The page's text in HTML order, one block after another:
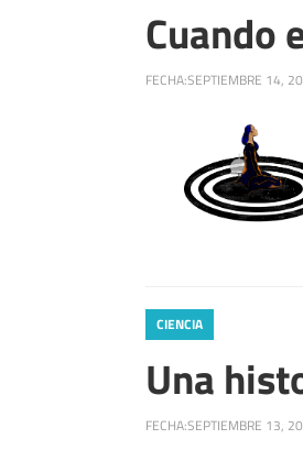
Cuando
FECHA:SEPTIEMBRE 14,
CIENCIA
Una
FECHA:SEPTIEMBRE 13,